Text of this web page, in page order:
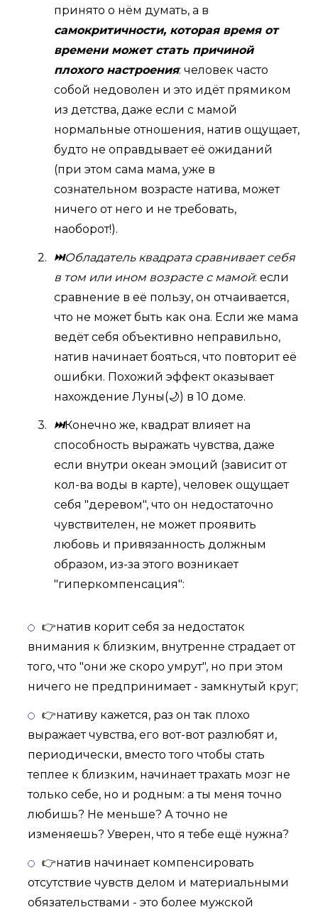
принято о нём думать, а в
самокритичности, которая время от
времени может стать причиной
плохого настроения: человек часто
собой недоволен и это идёт прямиком
из детства, даже если с мамой
нормальные отношения, натив ощущает,
будто не оправдывает её ожиданий
(при этом сама мама, уже в
сознательном возрасте натива, может
ничего от него и не требовать,
наоборот!).
⏭Обладатель квадрата сравнивает себя
в том или ином возрасте с мамой: если
сравнение в её пользу, он отчаивается,
что не может быть как она. Если же мама
ведёт себя объективно неправильно,
натив начинает бояться, что повторит её
ошибки. Похожий эффект оказывает
нахождение Луны(🌙) в 10 доме.
⏭Конечно же, квадрат влияет на
способность выражать чувства, даже
если внутри океан эмоций (зависит от
кол-ва воды в карте), человек ощущает
себя "деревом", что он недостаточно
чувствителен, не может проявить
любовь и привязанность должным
образом, из-за этого возникает
"гиперкомпенсация":
👉натив корит себя за недостаток
внимания к близким, внутренне страдает от
того, что "они же скоро умрут", но при этом
ничего не предпринимает - замкнутый круг;
👉нативу кажется, раз он так плохо
выражает чувства, его вот-вот разлюбят и,
периодически, вместо того чтобы стать
теплее к близким, начинает трахать мозг не
только себе, но и родным: а ты меня точно
любишь? Не меньше? А точно не
изменяешь? Уверен, что я тебе ещё нужна?
👉натив начинает компенсировать
отсутствие чувств делом и материальными
обязательствами - это более мужской